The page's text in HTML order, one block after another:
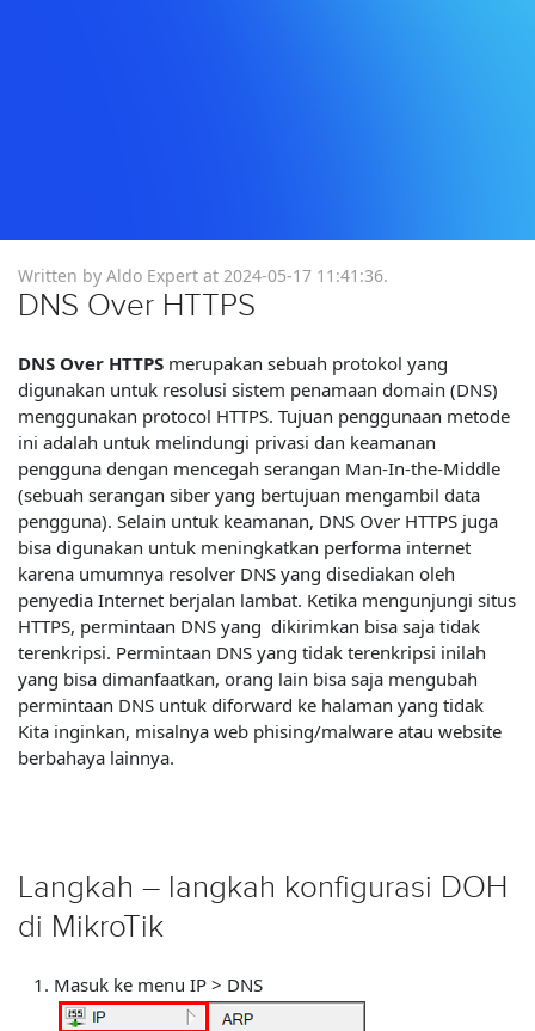
Written by Aldo Expert at 2024-05-17 11:41:36.
DNS Over HTTPS
DNS Over HTTPS merupakan sebuah protokol yang
digunakan untuk resolusi sistem penamaan domain (DNS)
menggunakan protocol HTTPS. Tujuan penggunaan metode
ini adalah untuk melindungi privasi dan keamanan
pengguna dengan mencegah serangan Man-In-the-Middle
(sebuah serangan siber yang bertujuan mengambil data
pengguna). Selain untuk keamanan, DNS Over HTTPS juga
bisa digunakan untuk meningkatkan performa internet
karena umumnya resolver DNS yang disediakan oleh
penyedia Internet berjalan lambat. Ketika mengunjungi situs
HTTPS, permintaan DNS yang dikirimkan bisa saja tidak
terenkripsi. Permintaan DNS yang tidak terenkripsi inilah
yang bisa dimanfaatkan, orang lain bisa saja mengubah
permintaan DNS untuk diforward ke halaman yang tidak
Kita inginkan, misalnya web phising/malware atau website
berbahaya lainnya.
Langkah – langkah konfigurasi DOH
di MikroTik
Masuk ke menu IP > DNS